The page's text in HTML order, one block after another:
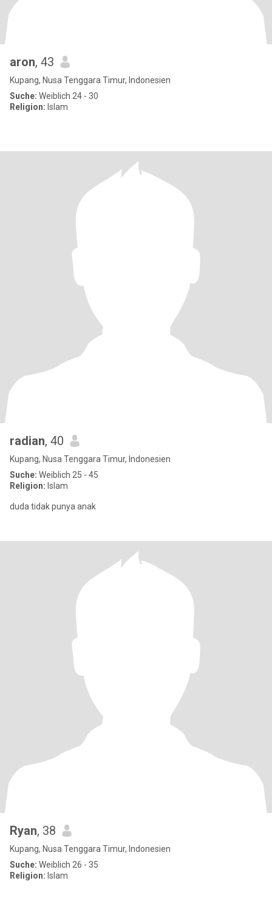
aron, 43
Kupang, Nusa Tenggara Timur, Indonesien
Suche: Weiblich 24 - 30
Religion: Islam
radian, 40
Kupang, Nusa Tenggara Timur, Indonesien
Suche: Weiblich 25 - 45
Religion: Islam
duda tidak punya anak
Ryan, 38
Kupang, Nusa Tenggara Timur, Indonesien
Suche: Weiblich 26 - 35
Religion: Islam